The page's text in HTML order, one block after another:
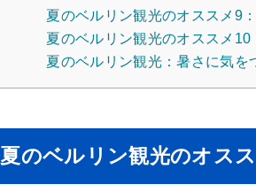
夏のベルリン観光のオススメ9
夏のベルリン観光のオススメ
夏のベルリン観光：暑さに気を
夏のベルリン観光のオス